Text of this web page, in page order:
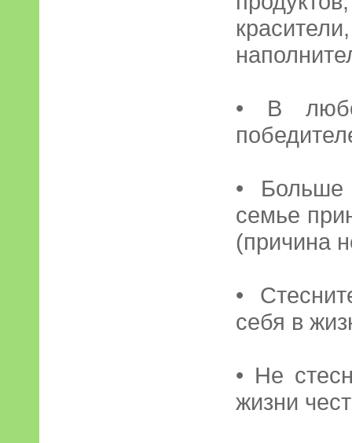
• В
•
семье
(причина
•
себя в
• Не
жизни